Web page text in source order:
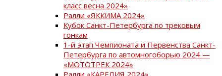
класс весна 2024»
Ралли «ЯККИМА 2024»
Кубок Санкт-Петербурга по трековым
гонкам
1-й этап Чемпионата и Первенства Санкт-
Петербурга по автомногоборью 2024 —
«МОТОТРЕК 2024»
Ралли «КАРЕЛИЯ 2024»